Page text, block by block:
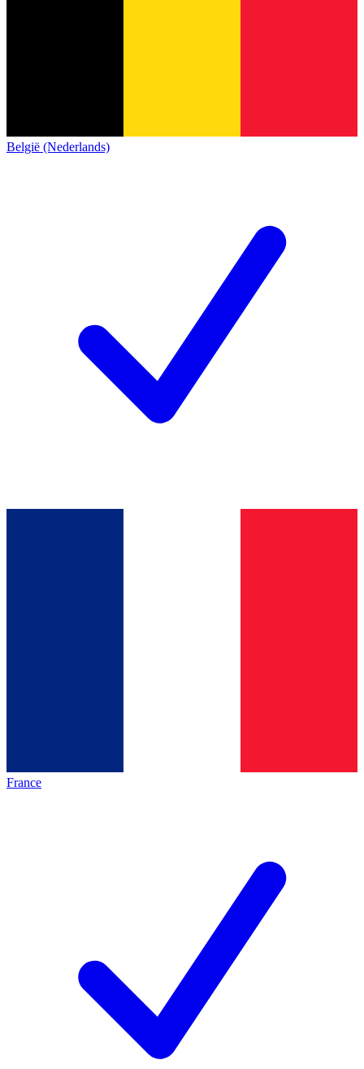
België (Nederlands)
France